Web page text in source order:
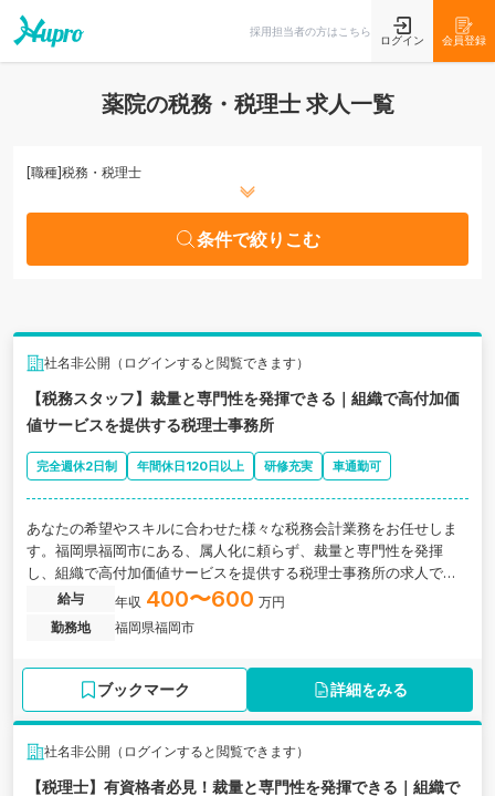
採用担当者の方はこちら
ログイン 会員登録
薬院の税務・税理士 求人一覧
[職種]税務・税理士
条件で絞りこむ
社名非公開（ログインすると閲覧できます）
【税務スタッフ】裁量と専門性を発揮できる｜組織で高付加価
値サービスを提供する税理士事務所
完全週休2日制 年間休日120日以上 研修充実 車通勤可
あなたの希望やスキルに合わせた様々な税務会計業務をお任せしま
す。福岡県福岡市にある、属人化に頼らず、裁量と専門性を発揮
し、組織で高付加価値サービスを提供する税理士事務所の求人で
給与 年収 400〜600 万円
勤務地
福岡県福岡市
ブックマーク 詳細をみる
社名非公開（ログインすると閲覧できます）
【税理士】有資格者必見！裁量と専門性を発揮できる｜組織で